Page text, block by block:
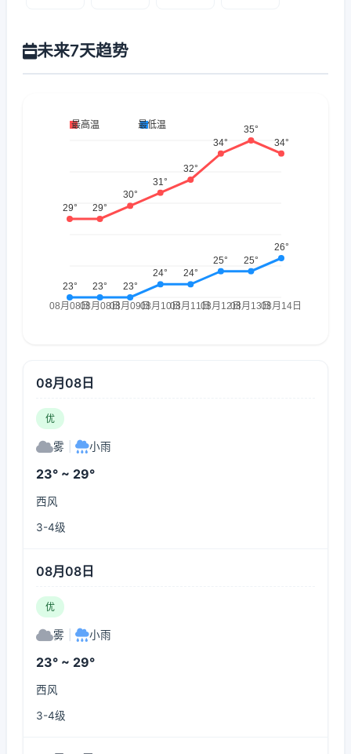
未来7天趋势
08月08日
优
雾 小雨
23° ~ 29°
西风
3-4级
08月08日
优
雾 小雨
23° ~ 29°
西风
3-4级